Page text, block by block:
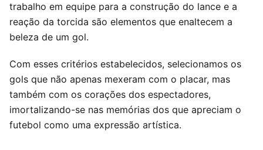
trabalho em equipe para a construção do lance e a
reação da torcida são elementos que enaltecem a
beleza de um gol.
Com esses critérios estabelecidos, selecionamos os
gols que não apenas mexeram com o placar, mas
também com os corações dos espectadores,
imortalizando-se nas memórias dos que apreciam o
futebol como uma expressão artística.